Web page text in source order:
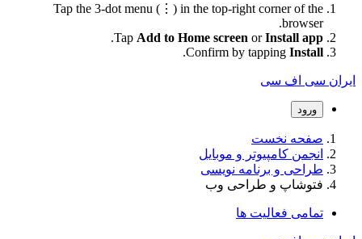
Tap the 3-dot menu (⋮) in the top-right corner of the
browser.
Tap Add to Home screen orInstall app
.
Confirm by tapping Install
.
ایران سی اف سی
ورود
صفحه نخست
انجمن کامپیوتر و موبایل
طراحی و برنامه نویسی
فتوشاپ و طراحی وب
تمامی فعالیت ها